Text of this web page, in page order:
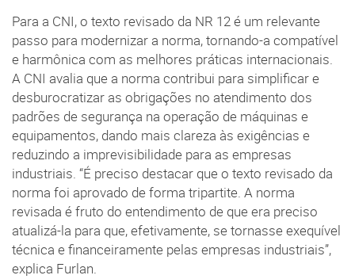
Para a CNI, o texto revisado da NR 12 é um relevante
passo para modernizar a norma, tornando-a compatível
e harmônica com as melhores práticas internacionais.
A CNI avalia que a norma contribui para simplificar e
desburocratizar as obrigações no atendimento dos
padrões de segurança na operação de máquinas e
equipamentos, dando mais clareza às exigências e
reduzindo a imprevisibilidade para as empresas
industriais. “É preciso destacar que o texto revisado da
norma foi aprovado de forma tripartite. A norma
revisada é fruto do entendimento de que era preciso
atualizá-la para que, efetivamente, se tornasse exequível
técnica e financeiramente pelas empresas industriais”,
explica Furlan.